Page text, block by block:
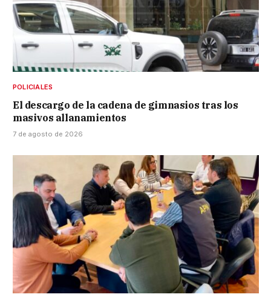
POLICIALES
El descargo de la cadena de gimnasios tras los
masivos allanamientos
7 de agosto de 2026